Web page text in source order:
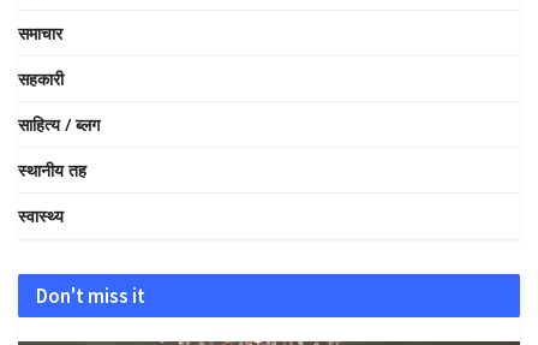
समाचार
सहकारी
साहित्य / ब्लग
स्थानीय तह
स्वास्थ्य
Don't miss it